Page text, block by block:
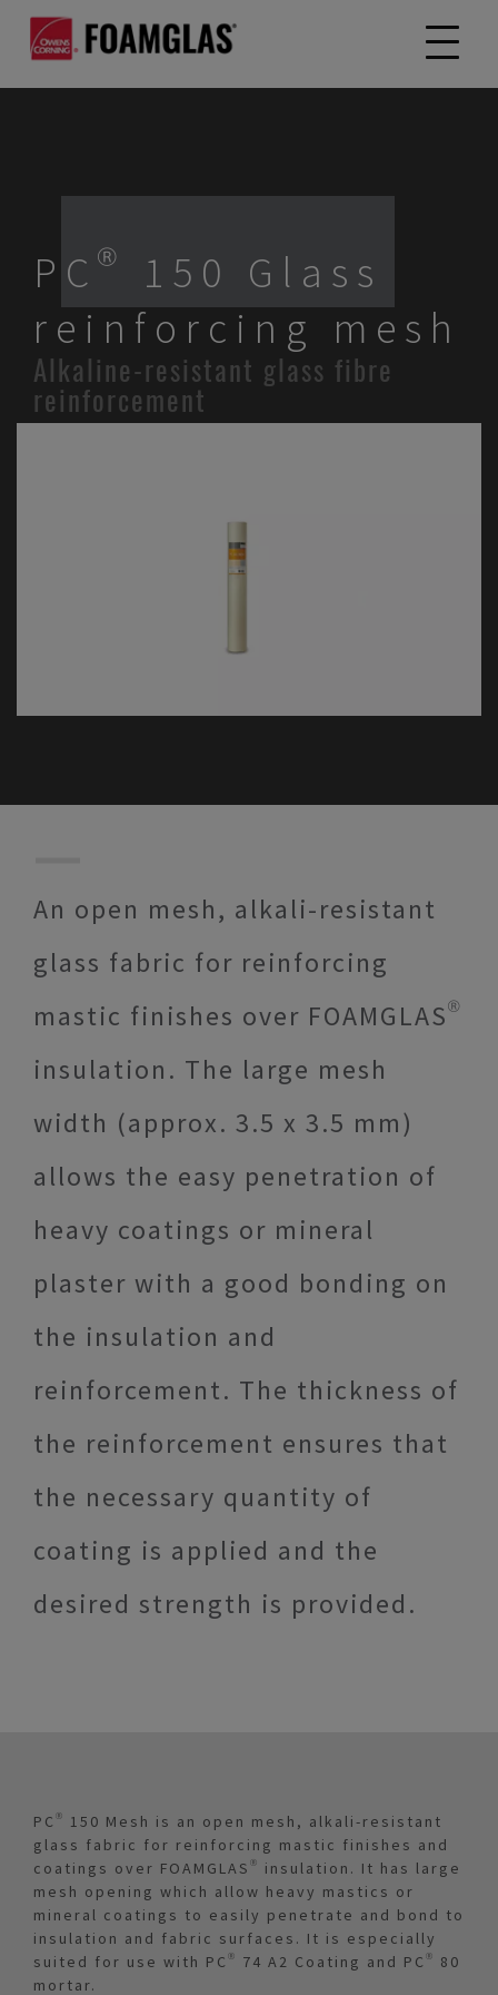
PC® 150 Glass
reinforcing mesh
Alkaline-resistant glass fibre
reinforcement
An open mesh, alkali-resistant
glass fabric for reinforcing
mastic finishes over FOAMGLAS®
insulation. The large mesh
width (approx. 3.5 x 3.5 mm)
allows the easy penetration of
heavy coatings or mineral
plaster with a good bonding on
the insulation and
reinforcement. The thickness of
the reinforcement ensures that
the necessary quantity of
coating is applied and the
desired strength is provided.
PC® 150 Mesh is an open mesh, alkali-resistant
glass fabric for reinforcing mastic finishes and
coatings over FOAMGLAS® insulation. It has large
mesh opening which allow heavy mastics or
mineral coatings to easily penetrate and bond to
insulation and fabric surfaces. It is especially
suited for use with PC® 74 A2 Coating and PC® 80
mortar.